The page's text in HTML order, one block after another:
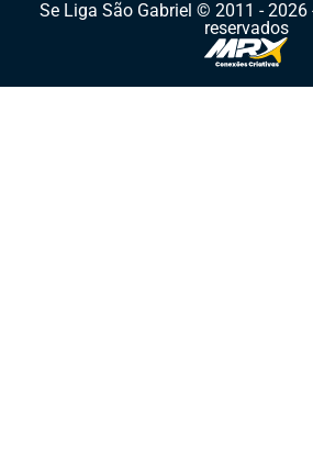
Se Liga São Gabriel © 2011 - 2026
reservados